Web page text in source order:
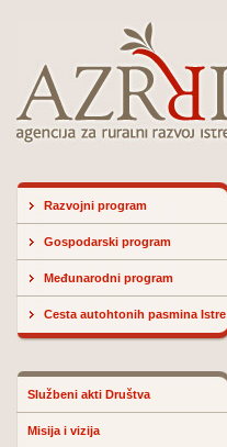
Razvojni program
Gospodarski program
Međunarodni program
Cesta autohtonih pasmina Istre
Službeni akti Društva
Misija i vizija